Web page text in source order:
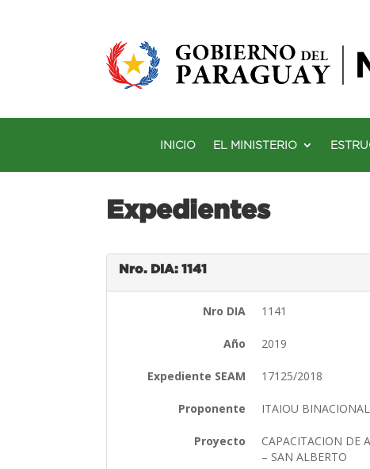
INICIO EL MINISTERIO
Expedientes
Nro. DIA: 1141
Nro DIA 1141
Año 2019
Expediente SEAM 17125/2018
Proponente ITAIOU BINACIONAL
Proyecto
CAPACITACION DE
– SAN ALBERTO